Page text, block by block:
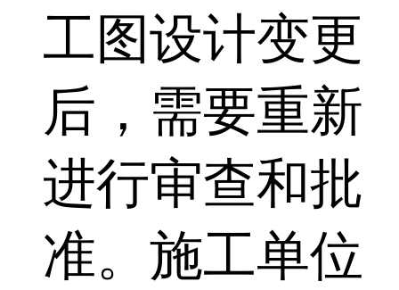
工图设计变更
后，需要重新
进行审查和批
准。施工单位